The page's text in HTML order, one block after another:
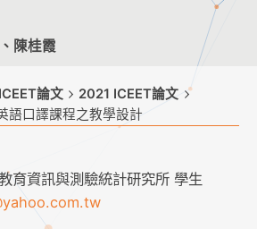
陳桂霞
ICEET論文
2021 ICEET論文
語口譯課程之教學設計
育資訊與測驗統計研究所 學生